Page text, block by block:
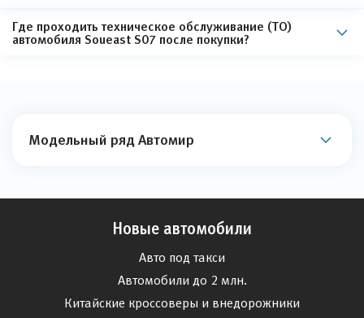
Где проходить техническое обслуживание (ТО)
автомобиля Soueast S07 после покупки?
Модельный ряд Автомир
Новые автомобили
Авто под такси
Автомобили до 2 млн.
Китайские кроссоверы и внедорожники